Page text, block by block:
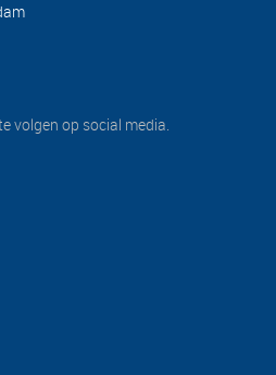
volgen op social media.